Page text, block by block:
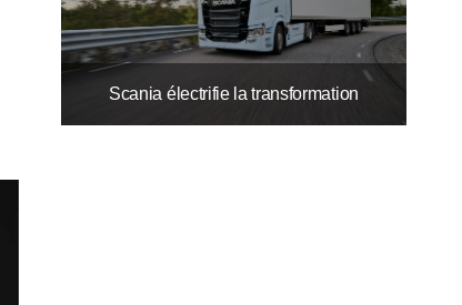
Scania électrifie la transformation